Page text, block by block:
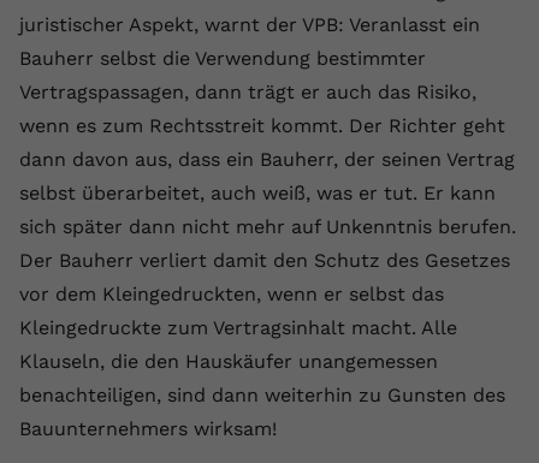
juristischer Aspekt, warnt der VPB: Veranlasst ein
Bauherr selbst die Verwendung bestimmter
Vertragspassagen, dann trägt er auch das Risiko,
wenn es zum Rechtsstreit kommt. Der Richter geht
dann davon aus, dass ein Bauherr, der seinen Vertrag
selbst überarbeitet, auch weiß, was er tut. Er kann
sich später dann nicht mehr auf Unkenntnis berufen.
Der Bauherr verliert damit den Schutz des Gesetzes
vor dem Kleingedruckten, wenn er selbst das
Kleingedruckte zum Vertragsinhalt macht. Alle
Klauseln, die den Hauskäufer unangemessen
benachteiligen, sind dann weiterhin zu Gunsten des
Bauunternehmers wirksam!